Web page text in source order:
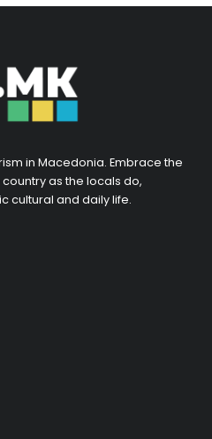
in Macedonia. Embrace the
as the locals do,
cultural and daily life.